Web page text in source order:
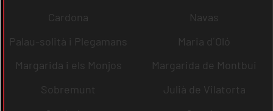
Cardona
Navas
Palau-solità i Plegamans
Maria d´Oló
Margarida i els Monjos
Margarida de Montbui
Sobremunt
Julià de Vilatorta